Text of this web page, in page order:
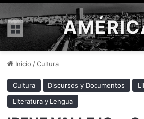
Menú
Inicio /Cultura
Cultura Discursos y Documentos
Literatura y Lengua